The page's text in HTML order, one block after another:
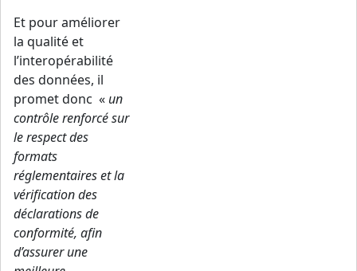
Et pour améliorer
la qualité et
l’interopérabilité
des données, il
promet donc « un
contrôle renforcé sur
le respect des
formats
réglementaires et la
vérification des
déclarations de
conformité, afin
d’assurer une